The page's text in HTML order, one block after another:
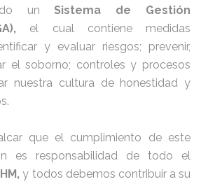
unSistema de Gestión
el cual contiene medidas
y evaluar riesgos; prevenir,
el soborno; controles y procesos
nuestra cultura de honestidad y
que el cumplimiento de este
es responsabilidad de todo el
y todos debemos contribuir a su